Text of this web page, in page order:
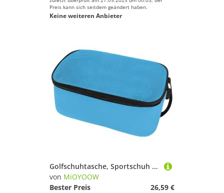
Preis kann sich seitdem geändert haben.
Keine weiteren Anbieter
Golfschuhtasche, Sportschuh Tragetaschen mit Belüftung, Tragbarer Sportschuhtasche für Reisen, Sport, Damen und Herren
von MiOYOOW
Bester Preis
26,59 €